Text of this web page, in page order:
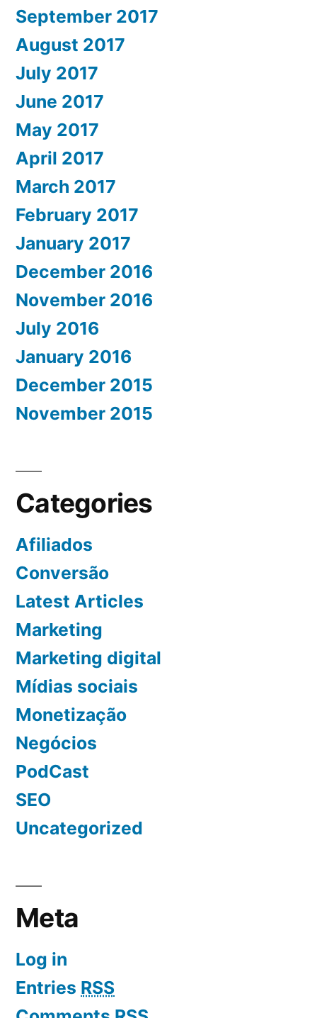
September 2017
August 2017
July 2017
June 2017
May 2017
April 2017
March 2017
February 2017
January 2017
December 2016
November 2016
July 2016
January 2016
December 2015
November 2015
Categories
Afiliados
Conversão
Latest Articles
Marketing
Marketing digital
Mídias sociais
Monetização
Negócios
PodCast
SEO
Uncategorized
Meta
Log in
Entries RSS